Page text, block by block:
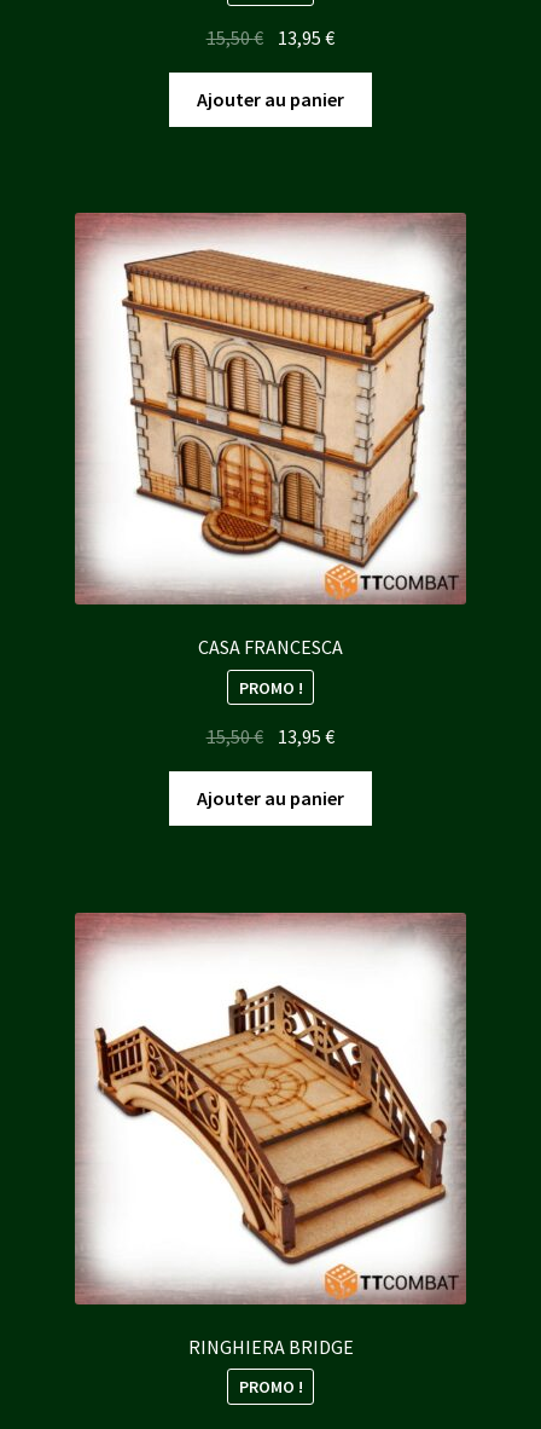
15,50€ Le
initial
était :
13,95€Le
actuel
est :
Ajouter au panier
CASA FRANCESCA
PROMO !
15,50€ Le
prix
initial
était :
13,95€Le
prix
actuel
est :
Ajouter au panier
RINGHIERA BRIDGE
PROMO !